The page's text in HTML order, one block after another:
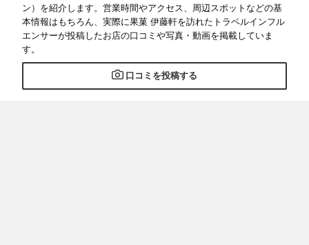
ン）を紹介します。営業時間やアクセス、周辺スポットなどの基
本情報はもちろん、実際に果菓 伊藤軒を訪れたトラベルインフル
エンサーが投稿したお店の口コミや写真・動画を掲載していま
す。
口コミを投稿する